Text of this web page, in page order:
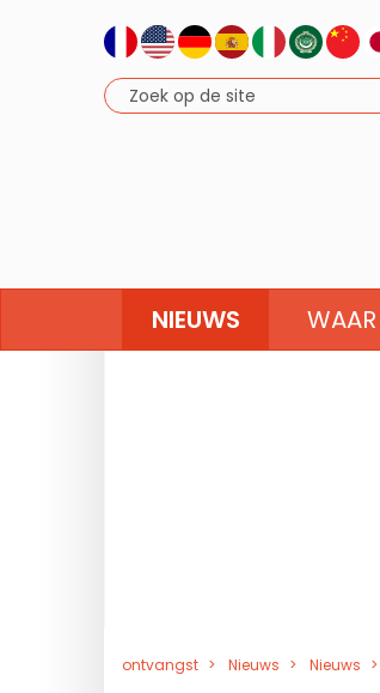
NIEUWS
ontvangst Nieuws Nieuws